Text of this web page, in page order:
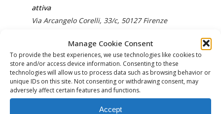
Manage Cookie Consent
To provide the best experiences, we use technologies like cookies to
store and/or access device information. Consenting to these
technologies will allow us to process data such as browsing behavior or
unique IDs on this site. Not consenting or withdrawing consent, may
adversely affect certain features and functions.
Accept
attiva
Via Arcangelo Corelli, 33/c, 50127 Firenze
temporaneamente non attiva
Viale Europa, 76C – 55013 Lammari (LU)
Sede di Pistoia– Sede temporaneamente non
attiva
Via Cammelli, 1-3 – 51100 Pistoia (PT)